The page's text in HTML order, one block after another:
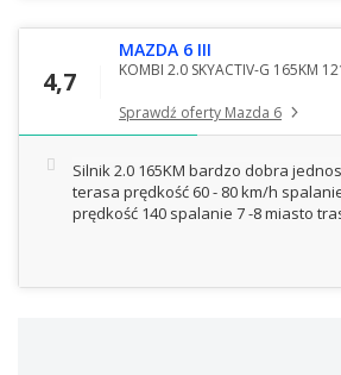
4,7
MAZDA 6 III
KOMBI 2.0 SKYACTIV-G 165KM
Sprawdź oferty Mazda 6
Silnik 2.0 165KM bardzo dobra
terasa prędkość 60 - 80 km/h
prędkość 140 spalanie 7 -8 miasto